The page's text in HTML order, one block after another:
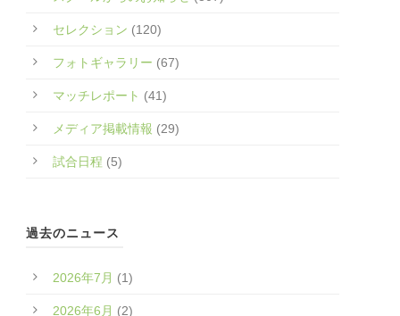
セレクション (120)
フォトギャラリー (67)
マッチレポート (41)
メディア掲載情報 (29)
試合日程 (5)
過去のニュース
2026年7月 (1)
2026年6月 (2)